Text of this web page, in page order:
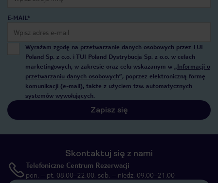
E-MAIL*
Wyrażam zgodę na przetwarzanie danych osobowych przez TUI
Poland Sp. z o.o. i TUI Poland Dystrybucja Sp. z o.o. w celach
marketingowych, w zakresie oraz celu wskazanym w „Informacji o
przetwarzaniu danych osobowych”, poprzez elektroniczną formę
komunikacji (e-mail), także z użyciem tzw. automatycznych
systemów wywołujących.
Zapisz się
Skontaktuj się z nami
Telefoniczne Centrum Rezerwacji
pon. – pt. 08:00–22:00, sob. – niedz. 09:00–21:00